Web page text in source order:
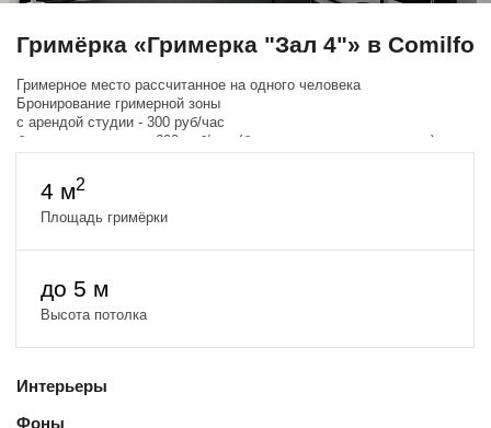
Гримёрка «Гримерка "Зал 4"» в Comilfo
Гримерное место рассчитанное на одного человека
Бронирование гримерной зоны
с арендой студии - 300 руб/час
без аренды студии - 600 руб/час (будет пересчитано в студии)
4 м2
Площадь гримёрки
до 5 м
Высота потолка
Интерьеры
Фоны